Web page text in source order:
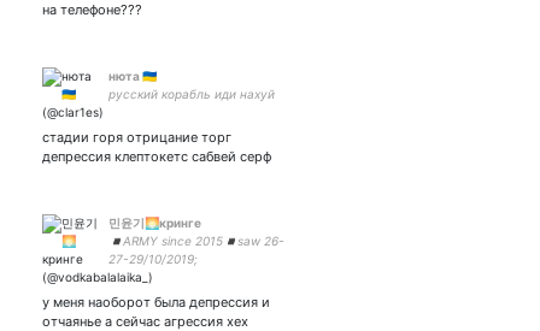
на телефоне???
нюта 🇺🇦
русский корабль иди нахуй
стадии горя отрицание торг
депрессия клептокетс сабвей серф
민윤기🌅кринге
◾️ARMY since 2015◾️saw 26-
27-29/10/2019;
26/12/2019◾️Биллодевочка◾️не
взаимен◾️i'm 25◾️люблю vh ym
nj и✨бухать🍷✨◾️ 서울 사람✨
у меня наоборот была депрессия и
отчаянье а сейчас агрессия хех